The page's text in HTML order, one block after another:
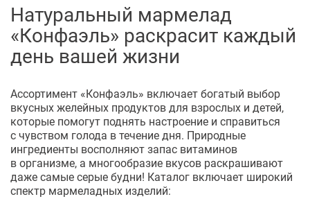
Натуральный мармелад
«Конфаэль» раскрасит каждый
день вашей жизни
Ассортимент «Конфаэль» включает богатый выбор
вкусных желейных продуктов для взрослых и детей,
которые помогут поднять настроение и справиться
с чувством голода в течение дня. Природные
ингредиенты восполняют запас витаминов
в организме, а многообразие вкусов раскрашивают
даже самые серые будни! Каталог включает широкий
спектр мармеладных изделий: